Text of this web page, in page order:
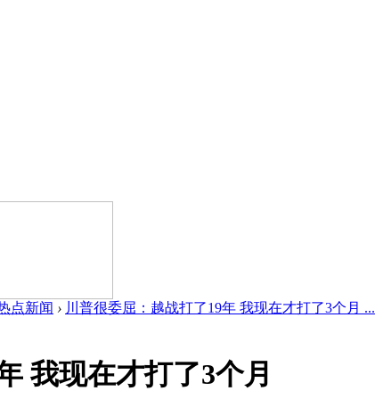
点新闻 › 川普很委屈：越战打了19年 我现在才打了3个月 ...
我现在才打了3个月